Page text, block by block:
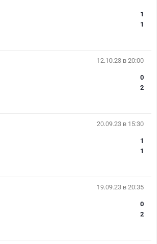
1
1
12.10.23 в 20:00
0
2
20.09.23 в 15:30
1
1
19.09.23 в 20:35
0
2